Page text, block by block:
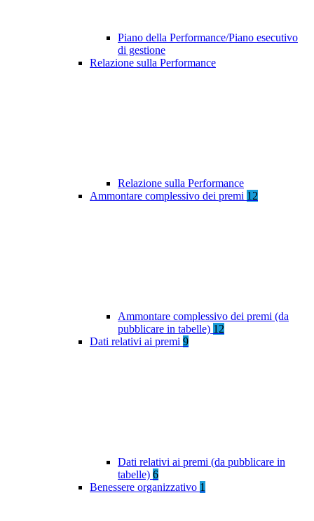
Piano della Performance/Piano esecutivo
di gestione
Relazione sulla Performance
Relazione sulla Performance
Ammontare complessivo dei premi 12
Ammontare complessivo dei premi (da
pubblicare in tabelle) 12
Dati relativi ai premi 9
Dati relativi ai premi (da pubblicare in
tabelle) 6
Benessere organizzativo 1